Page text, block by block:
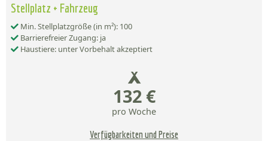
Stellplatz + Fahrzeug
Min. Stellplatzgröße (in m²): 100
Barrierefreier Zugang: ja
Haustiere: unter Vorbehalt akzeptiert
132 €
pro Woche
Verfügbarkeiten und Preise